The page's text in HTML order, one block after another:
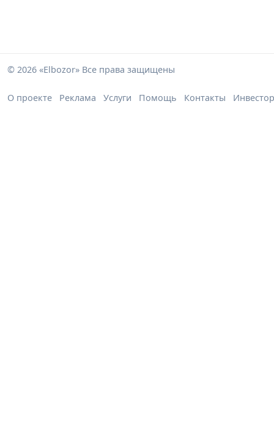
© 2026 «Elbozor» Все права защищены
О проекте Реклама Услуги Помощь Контакты